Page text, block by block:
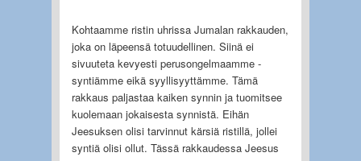
Kohtaamme ristin uhrissa Jumalan rakkauden,
joka on läpeensä totuudellinen. Siinä ei
sivuuteta kevyesti perusongelmaamme -
syntiämme eikä syyllisyyttämme. Tämä
rakkaus paljastaa kaiken synnin ja tuomitsee
kuolemaan jokaisesta synnistä. Eihän
Jeesuksen olisi tarvinnut kärsiä ristillä, jollei
syntiä olisi ollut. Tässä rakkaudessa Jeesus